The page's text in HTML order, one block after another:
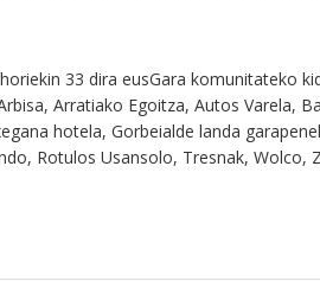
33 dira eusGara komunitateko
Arratiako Egoitza, Autos Varela,
hotela, Gorbeialde landa
Rotulos Usansolo, Tresnak,